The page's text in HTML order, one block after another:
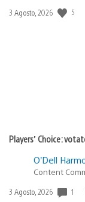
Data
3 Agosto, 2026 5
Players’ Choice:
O’Dell
Content
Data
3 Agosto, 2026 1